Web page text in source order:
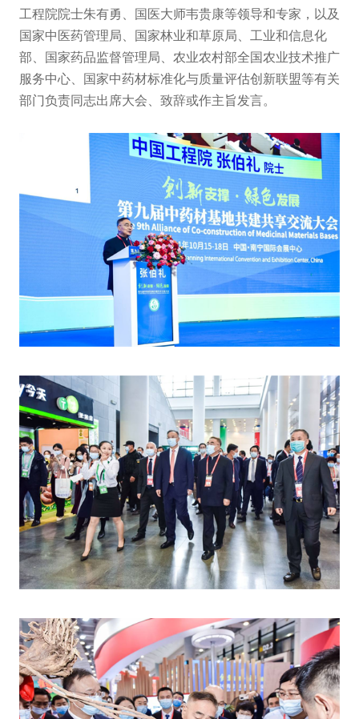
工程院院士朱有勇、国医大师韦贵康等领导和专家，以及
国家中医药管理局、国家林业和草原局、工业和信息化
部、国家药品监督管理局、农业农村部全国农业技术推广
服务中心、国家中药材标准化与质量评估创新联盟等有关
部门负责同志出席大会、致辞或作主旨发言。